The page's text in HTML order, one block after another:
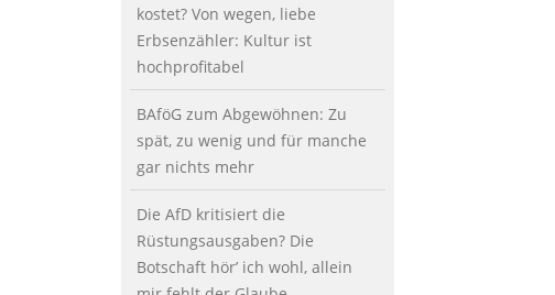
kostet? Von wegen, liebe
Erbsenzähler: Kultur ist
hochprofitabel
BAföG zum Abgewöhnen: Zu
spät, zu wenig und für manche
gar nichts mehr
Die AfD kritisiert die
Rüstungsausgaben? Die
Botschaft hör’ ich wohl, allein